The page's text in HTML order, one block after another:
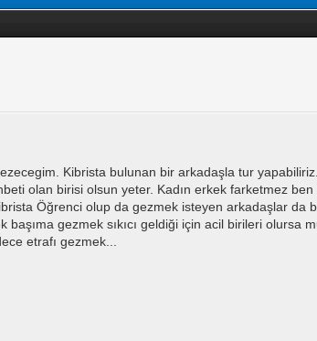
Kibrista bulunan bir arkadaşla tur
olan birisi olsun yeter. Kadın erkek farketmez
Öğrenci olup da gezmek isteyen arkadaşlar da
gezmek sıkıcı geldiği için acil birileri olursa
etrafı gezmek...